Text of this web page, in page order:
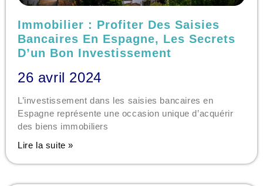
Immobilier : Profiter Des Saisies
Bancaires En Espagne, Les Secrets
D’un Bon Investissement
26 avril 2024
L’investissement dans les saisies bancaires en
Espagne représente une occasion unique d’acquérir
des biens immobiliers
Lire la suite »